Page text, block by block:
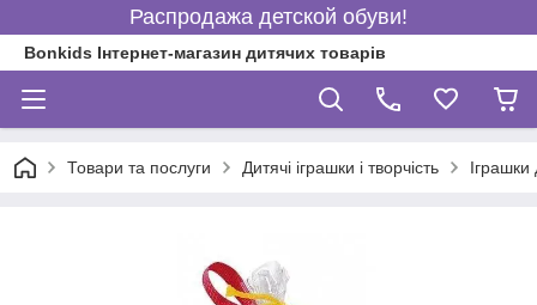
Распродажа детской обуви!
Bonkids Інтернет-магазин дитячих товарів
Товари та послуги Дитячі іграшки і творчість Іграшки